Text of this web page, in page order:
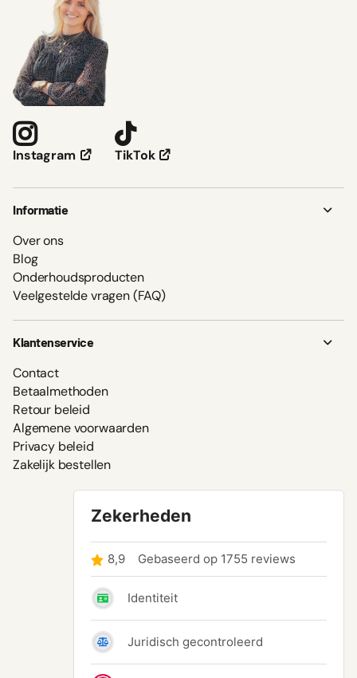
Instagram TikTok
Informatie
Over ons
Blog
Onderhoudsproducten
Veelgestelde vragen (FAQ)
Klantenservice
Contact
Betaalmethoden
Retour beleid
Algemene voorwaarden
Privacy beleid
Zakelijk bestellen